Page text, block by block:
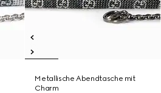
Metallische Abendtasche mit
Charm